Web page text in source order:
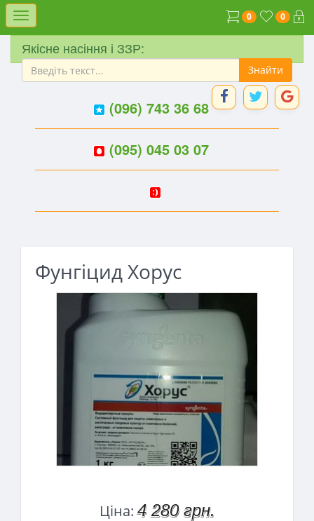
Меню 0
0
Якісне насіння і ЗЗР:
(096) 743 36 68
(095) 045 03 07
Фунгіцид Хорус
Ціна:4 280 грн.